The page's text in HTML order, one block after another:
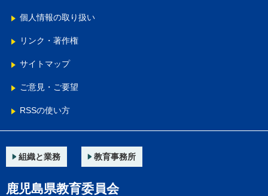
個人情報の取り扱い
リンク・著作権
サイトマップ
ご意見・ご要望
RSSの使い方
組織と業務 教育事務所
鹿児島県教育委員会